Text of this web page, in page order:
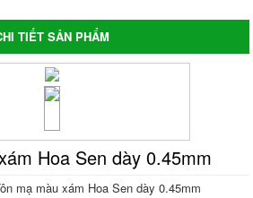
Đông Á, tôn
Quốc
Nam
cách nhiệt
cách nhiệt
TIẾT SẢN PHẨM
Hoa Sen dày 0.45mm
mạ màu xám Hoa Sen dày 0.45mm